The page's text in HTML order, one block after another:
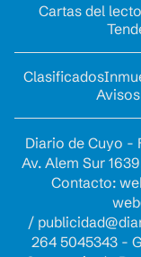
Cartas del
Clasificados
Diario de Cuyo -
Av. Alem Sur
Contacto:
/
264 5045343 -